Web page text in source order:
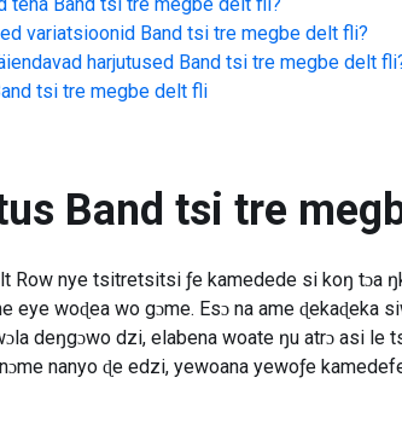
variatsioonid Band tsi tre megbe delt fli?
harjutused Band tsi tre megbe delt fli
tsi tre megbe delt fli
Band tsi tre
Row nye tsitretsitsi ƒe kamedede si koŋ tɔa
eye woɖea wo gɔme. Esɔ na ame
deŋgɔwo dzi, elabena woate ŋu atrɔ asi le
nanyo ɖe edzi, yewoana yewoƒe